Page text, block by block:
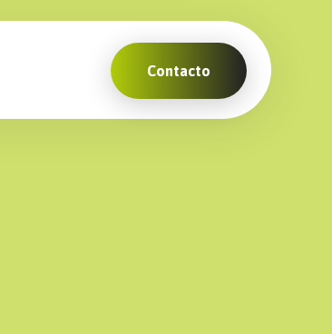
Contacto